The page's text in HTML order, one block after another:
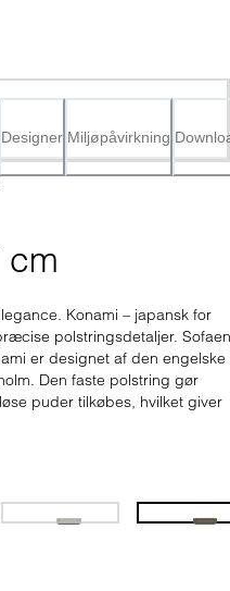
Designer Miljøpåvirkning
cm
Konami – japansk for
polstringsdetaljer.
er designet af den engelske
Den faste polstring gør
puder tilkøbes, hvilket giver